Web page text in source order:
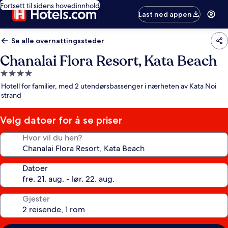
Fortsett til sidens hovedinnhold
Last ned appen
Se alle overnattingssteder
Chanalai Flora Resort, Kata Beach
Overnattingssted
med
4.0
stjerner
Hotell for familier, med 2 utendørsbassenger i nærheten av Kata Noi
strand
Velg datoer for å se priser
Hvor vil du hen?
Datoer
Gjester